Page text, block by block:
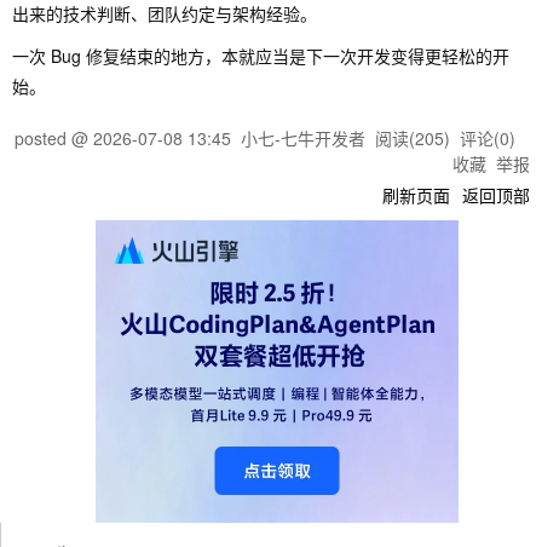
出来的技术判断、团队约定与架构经验。
一次 Bug 修复结束的地方，本就应当是下一次开发变得更轻松的开
始。
posted @ 2026-07-08 13:45 小七-七牛开发者 阅读(205) 评论(0)
收藏 举报
刷新页面 返回顶部